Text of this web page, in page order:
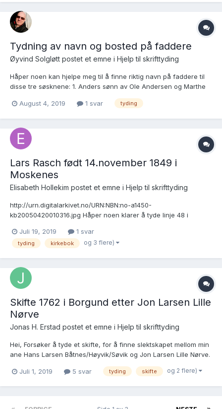
Tydning av navn og bosted på faddere
Øyvind Solgløtt postet et emne i Hjelp til skrifttyding
Håper noen kan hjelpe meg til å finne riktig navn på faddere til
disse tre søsknene: 1. Anders sønn av Ole Andersen og Marthe
https://www.digitalarkivet.no/kb20071106650067 2. Marthe,
August 4, 2019 1 svar tyding
Lars Rasch født 14.november 1849 i
Moskenes
Elisabeth Hollekim postet et emne i Hjelp til skrifttyding
http://urn.digitalarkivet.no/URN:NBN:no-a1450-
kb20050420010316.jpg Håper noen klarer å tyde linje 48 i
sliter med å få det riktig fra iPad . mvh Elisabeth
Juli 19, 2019 1 svar
tyding kirkebok og 3 flere)
Skifte 1762 i Borgund etter Jon Larsen Lille
Nørve
Jonas H. Erstad postet et emne i Hjelp til skrifttyding
Hei, Forsøker å tyde et skifte, for å finne slektskapet mellom min
ane Hans Larsen Båtnes/Høyvik/Søvik og Jon Larsen Lille Nørve.
lenke: https://www.digitalarkivet.no/view/27/pa00000000779867
Juli 1, 2019 5 svar tyding skifte og 2 flere)